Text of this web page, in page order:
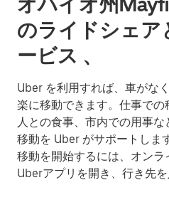
のライドシェア
ービス 、
Uber を利用すれば、車がな
楽に移動できます。仕事で
人との食事、市内での用事
移動を Uber がサポートし
移動を開始するには、オンラ
Uberアプリを開き、行き先を